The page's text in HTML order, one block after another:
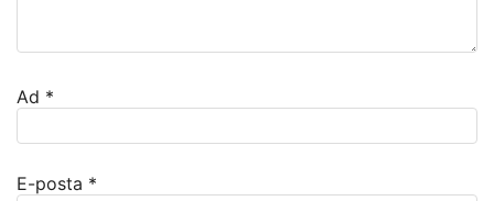
Ad *
E-posta *